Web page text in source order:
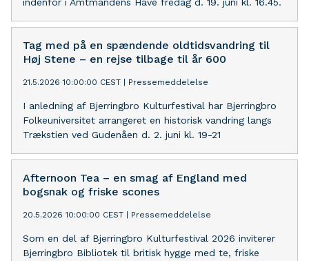
indenfor i Amtmandens Have fredag d. 19. juni kl. 16.45.
Tag med på en spændende oldtidsvandring til
Høj Stene – en rejse tilbage til år 600
21.5.2026 10:00:00 CEST Pressemeddelelse
I anledning af Bjerringbro Kulturfestival har Bjerringbro
Folkeuniversitet arrangeret en historisk vandring langs
Trækstien ved Gudenåen d. 2. juni kl. 19-21
Afternoon Tea – en smag af England med
bogsnak og friske scones
20.5.2026 10:00:00 CEST Pressemeddelelse
Som en del af Bjerringbro Kulturfestival 2026 inviterer
Bjerringbro Bibliotek til britisk hygge med te, friske